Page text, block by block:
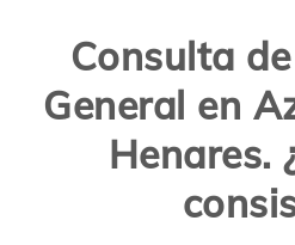
Consulta
General en
Henares.